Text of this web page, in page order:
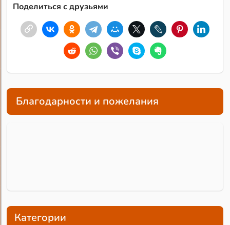
Поделиться с друзьями
Благодарности и пожелания
Категории